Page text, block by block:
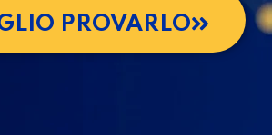
PROVARLO